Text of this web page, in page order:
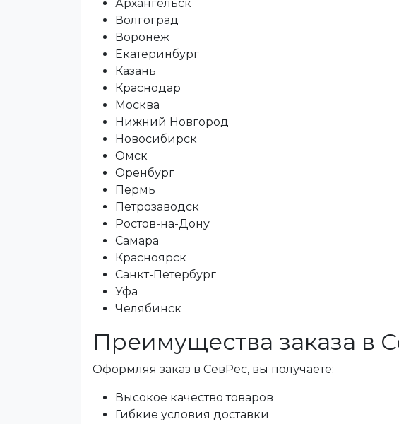
Архангельск
Волгоград
Воронеж
Екатеринбург
Казань
Краснодар
Москва
Нижний Новгород
Новосибирск
Омск
Оренбург
Пермь
Петрозаводск
Ростов-на-Дону
Самара
Красноярск
Санкт-Петербург
Уфа
Челябинск
Преимущества заказа в
Оформляя заказ в СевРес, вы получаете:
Высокое качество товаров
Гибкие условия доставки